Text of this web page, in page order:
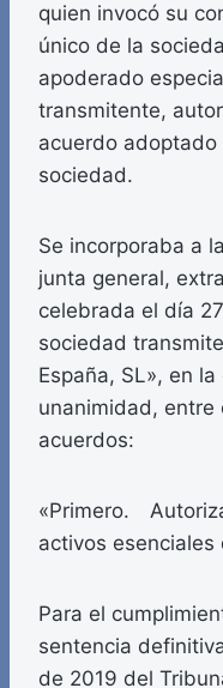
quien invocó su
único de la
apoderado
transmitente,
acuerdo
sociedad.
Se incorporaba a
junta general,
celebrada el día
sociedad
España, SL», en
unanimidad, entre
acuerdos:
«Primero.
activos esenciales
Para el
sentencia
de 2019 del